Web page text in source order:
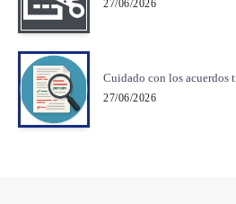
27/06/2026
Cuidado con los acuerdos
27/06/2026